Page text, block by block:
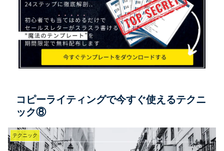
コピーライティングで今すぐ使えるテクニ
ック⑧
テクニック